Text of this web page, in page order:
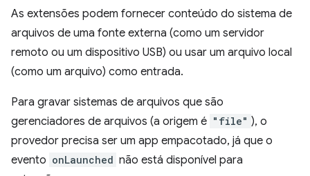
As extensões podem fornecer conteúdo do sistema de
arquivos de uma fonte externa (como um servidor
remoto ou um dispositivo USB) ou usar um arquivo local
(como um arquivo) como entrada.
Para gravar sistemas de arquivos que são
gerenciadores de arquivos (a origem é "file" ), o
provedor precisa ser um app empacotado, já que o
evento onLaunched não está disponível para